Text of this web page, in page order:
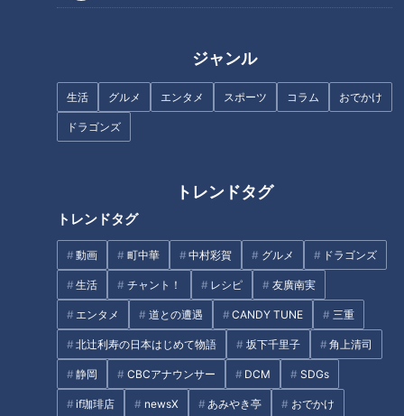
ジャンル
生活 グルメ エンタメ スポーツ コラム おでかけ
ドラゴンズ
トレンドタグ
トレンドタグ
動画 町中華 中村彩賀 グルメ ドラゴンズ
生活 チャント！ レシピ 友廣南実
エンタメ 道との遭遇 CANDY TUNE 三重
北辻利寿の日本はじめて物語 坂下千里子 角上清司
静岡 CBCアナウンサー DCM SDGs
if珈琲店 newsX あみやき亭 おでかけ
由とは？
300円でパン食べ放題も！？岐
阜のおすすめ激安モーニング３
店を紹介！
まんが喫茶でバイキングが楽し
題”モーニングを調査！
40本のエビフライをタワー
に！？ 1本あたり110円の激安や
食べ放題も！ 愛知県で愛される
驚きの「エビフライメニュー」
フランス人は菓子店「シャトレ
ーゼ」の店名に顔を赤らめる？
タグ
エンタメ デララバ モーニング 太田光 石井亮次